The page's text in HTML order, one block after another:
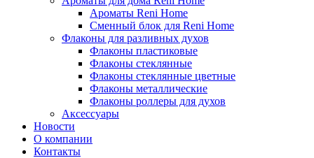
Ароматы Reni Home
Сменный блок для Reni Home
Флаконы для разливных духов
Флаконы пластиковые
Флаконы стеклянные
Флаконы стеклянные цветные
Флаконы металлические
Флаконы роллеры для духов
Аксессуары
Новости
О компании
Контакты